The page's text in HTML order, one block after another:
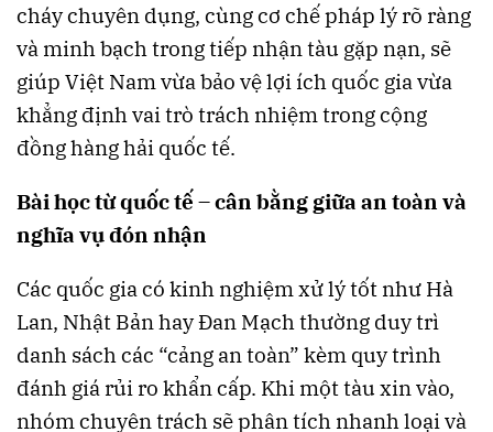
cháy chuyên dụng, cùng cơ chế pháp lý rõ ràng
và minh bạch trong tiếp nhận tàu gặp nạn, sẽ
giúp Việt Nam vừa bảo vệ lợi ích quốc gia vừa
khẳng định vai trò trách nhiệm trong cộng
đồng hàng hải quốc tế.
Bài học từ quốc tế – cân bằng giữa an toàn và
nghĩa vụ đón nhận
Các quốc gia có kinh nghiệm xử lý tốt như Hà
Lan, Nhật Bản hay Đan Mạch thường duy trì
danh sách các “cảng an toàn” kèm quy trình
đánh giá rủi ro khẩn cấp. Khi một tàu xin vào,
nhóm chuyên trách sẽ phân tích nhanh loại và